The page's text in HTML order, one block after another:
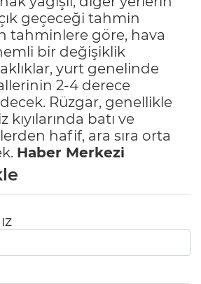
geçeceği tahmin
tahminlere göre, hava
bir değişiklik
yurt genelinde
2-4 derece
Rüzgar, genellikle
kıyılarında batı ve
hafif, ara sıra orta
Haber Merkezi